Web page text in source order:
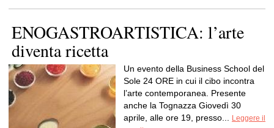
ENOGASTROARTISTICA: l’arte
diventa ricetta
Un evento della Business School del
Sole 24 ORE in cui il cibo incontra
l’arte contemporanea. Presente
anche la Tognazza Giovedì 30
aprile, alle ore 19, presso...
Leggere il